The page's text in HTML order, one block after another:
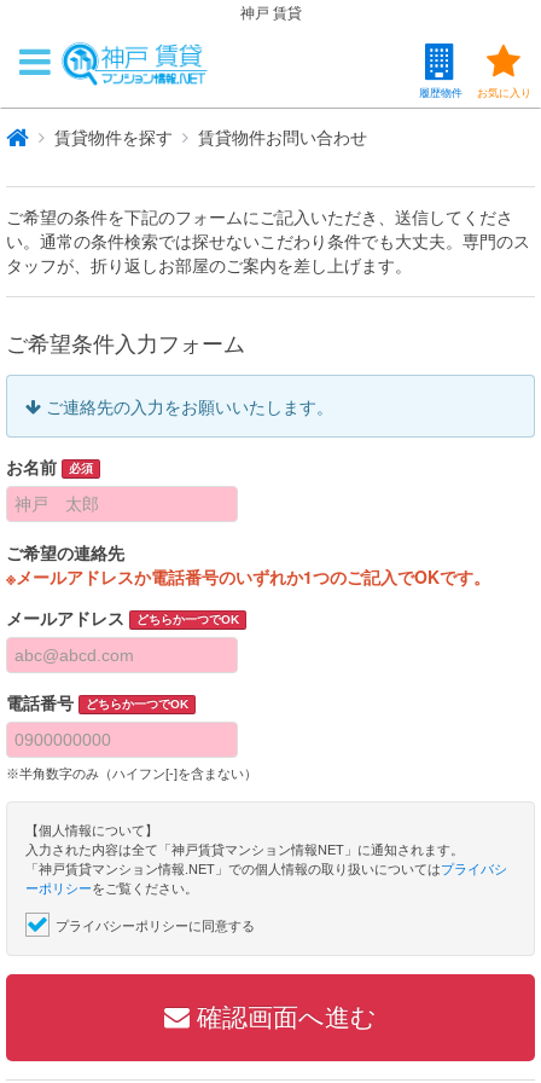
神戸 賃貸
お気に入り
履歴物件
賃貸物件を探す 賃貸物件お問い合わせ
ご希望の条件を下記のフォームにご記入いただき、送信してくださ
い。通常の条件検索では探せないこだわり条件でも大丈夫。専門のス
タッフが、折り返しお部屋のご案内を差し上げます。
ご希望条件入力フォーム
ご連絡先の入力をお願いいたします。
お名前 必須
ご希望の連絡先
※メールアドレスか電話番号のいずれか1つのご記入でOKです。
メールアドレス どちらか一つでOK
電話番号 どちらか一つでOK
※半角数字のみ（ハイフン[-]を含まない）
【個人情報について】
入力された内容は全て「神戸賃貸マンション情報NET」に通知されます。
「神戸賃貸マンション情報.NET」での個人情報の取り扱いについてはプライバシ
ーポリシーをご覧ください。
プライバシーポリシーに同意する
確認画面へ進む